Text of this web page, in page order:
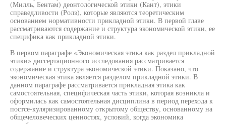
(Милль, Бентам) деонтологической этики (Кант), этики
справедливости (Ролз), которые являются теоретическим
основанием нормативности прикладной этики. В первой главе
рассматриваются содержание и структура экономической этики, ее
специфика как прикладной этики.
В первом параграфе «Экономическая этика как раздел прикладной
этики» диссертационного исследования рассматривается
содержание и структура экономической этики. Показано, что
экономическая этика является разделом прикладной этики. В
данном параграфе рассматривается прикладная этика как
самостоятельная, специфическая часть этики, которая возникла и
оформилась как самостоятельная дисциплина в период перехода к
постсе-куляризированному открытому обществу, основанному на
общечеловеческих ценностях, условий, когда экономика